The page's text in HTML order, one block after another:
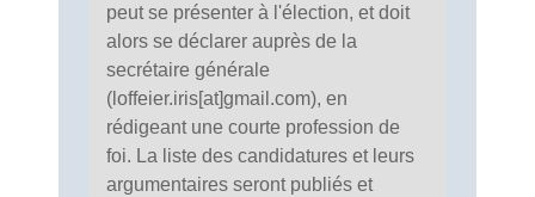
peut se présenter à l'élection, et doit
alors se déclarer auprès de la
secrétaire générale
(loffeier.iris[at]gmail.com), en
rédigeant une courte profession de
foi. La liste des candidatures et leurs
argumentaires seront publiés et